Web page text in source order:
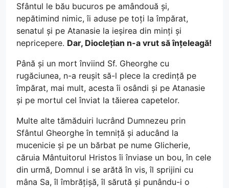
Sfântul le bău bucuros pe amândouă și,
nepătimind nimic, îi aduse pe toți la împărat,
senatul și pe Atanasie la ieșirea din minți și
nepricepere. Dar, Dioclețian n-a vrut să înțeleagă!
Până și un mort înviind Sf. Gheorghe cu
rugăciunea, n-a reușit să-l plece la credință pe
împărat, mai mult, acesta îi osândi și pe Atanasie
și pe mortul cel înviat la tăierea capetelor.
Multe alte tămăduiri lucrând Dumnezeu prin
Sfântul Gheorghe în temniță și aducând la
mucenicie și pe un bărbat pe nume Glicherie,
căruia Mântuitorul Hristos îi înviase un bou, în cele
din urmă, Domnul i se arătă în vis, îl sprijini cu
mâna Sa, îl îmbrățișă, îl sărută și punându-i o